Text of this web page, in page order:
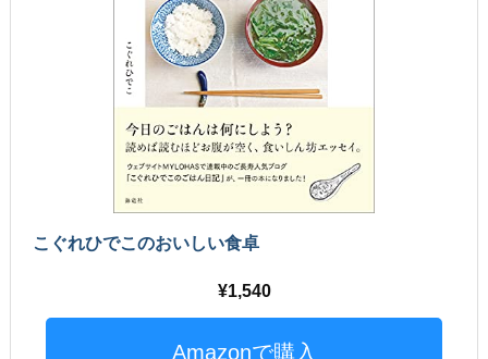
こぐれひでこのおいしい食卓
1,540